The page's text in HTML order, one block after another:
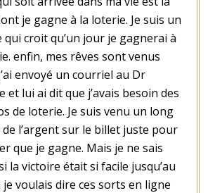
je gagne à la loterie. Je suis un
qui croit qu’un jour je gagnerai à
enfin, mes rêves sont venus
envoyé un courriel au Dr
et lui ai dit que j’avais besoin des
de loterie. Je suis venu un long
l’argent sur le billet juste pour
que je gagne. Mais je ne sais
la victoire était si facile jusqu’au
voulais dire ces sorts en ligne